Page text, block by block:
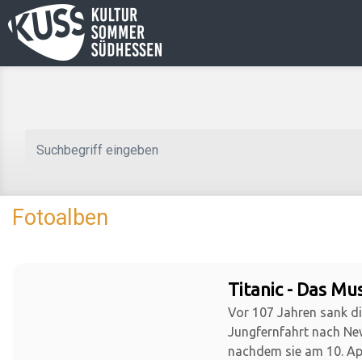
Fotoalben
Titanic - Das
Vor 107 Jahren sank
Jungfernfahrt nach
nachdem sie am 10.